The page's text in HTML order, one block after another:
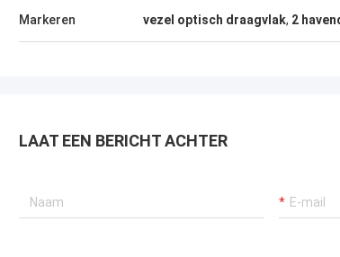
Markeren vezel optisch draagvlak, 2
LAAT EEN BERICHT ACHTER